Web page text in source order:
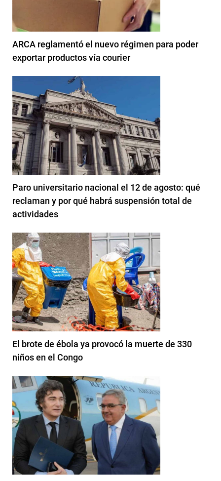
ARCA reglamentó el nuevo régimen para poder
exportar productos vía courier
Paro universitario nacional el 12 de agosto: qué
reclaman y por qué habrá suspensión total de
actividades
El brote de ébola ya provocó la muerte de 330
niños en el Congo